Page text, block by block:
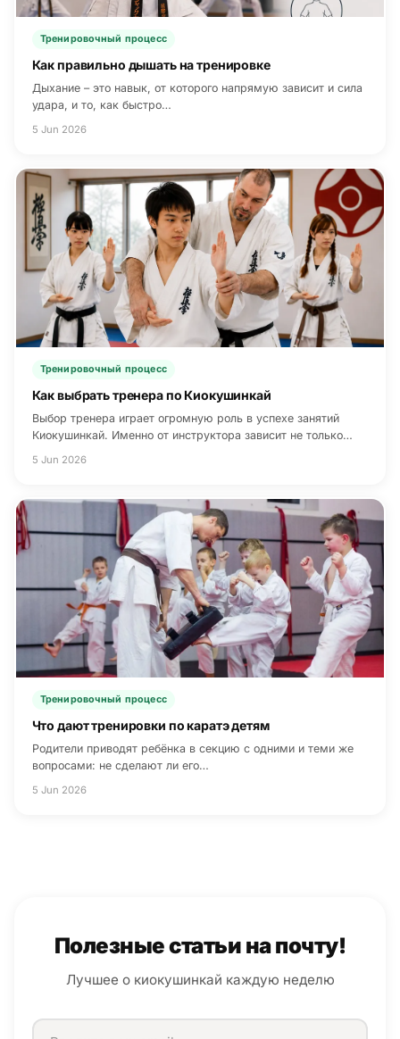
Тренировочный процесс
Как правильно дышать на тренировке
Дыхание – это навык, от которого напрямую зависит и сила
удара, и то, как быстро…
5 Jun 2026
Тренировочный процесс
Как выбрать тренера по Киокушинкай
Выбор тренера играет огромную роль в успехе занятий
Киокушинкай. Именно от инструктора зависит не только…
5 Jun 2026
Тренировочный процесс
Что дают тренировки по каратэ детям
Родители приводят ребёнка в секцию с одними и теми же
вопросами: не сделают ли его…
5 Jun 2026
Полезные статьи на почту!
Лучшее о киокушинкай каждую неделю